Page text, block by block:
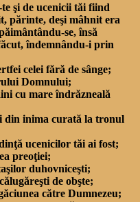
şi de ucenicii tăi fiind
părinte, deşi mâhnit era
se, însă
îndemnându-i prin
celei fără de sânge;
Domnului;
cu mare îndrăzneală
din inima curată la tronul
ucenicilor tăi ai fost;
preoţiei;
duhovniceşti;
de obşte;
către Dumnezeu;